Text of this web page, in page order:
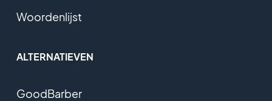
Woordenlijst
ALTERNATIEVEN
GoodBarber